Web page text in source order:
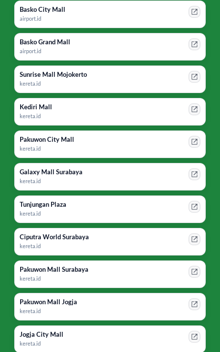
Basko City Mall
airport.id
Basko Grand Mall
airport.id
Sunrise Mall Mojokerto
kereta.id
Kediri Mall
kereta.id
Pakuwon City Mall
kereta.id
Galaxy Mall Surabaya
kereta.id
Tunjungan Plaza
kereta.id
Ciputra World Surabaya
kereta.id
Pakuwon Mall Surabaya
kereta.id
Pakuwon Mall Jogja
kereta.id
Jogja City Mall
kereta.id